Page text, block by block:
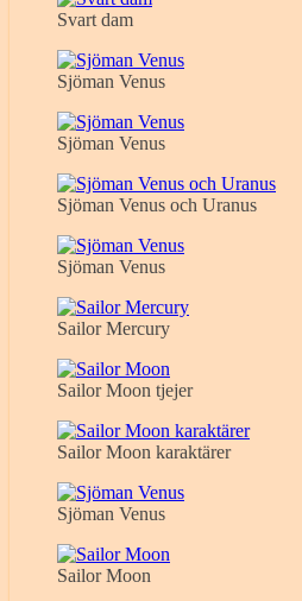
Svart dam
Sjöman Venus
Sjöman Venus
Sjöman Venus och Uranus
Sjöman Venus
Sailor Mercury
Sailor Moon tjejer
Sailor Moon karaktärer
Sjöman Venus
Sailor Moon